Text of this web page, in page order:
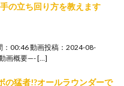
の立ち回り方を教えます
：00:46 動画投稿：2024-08-
画概要—- […]
の猛者!?オールラウンダーで